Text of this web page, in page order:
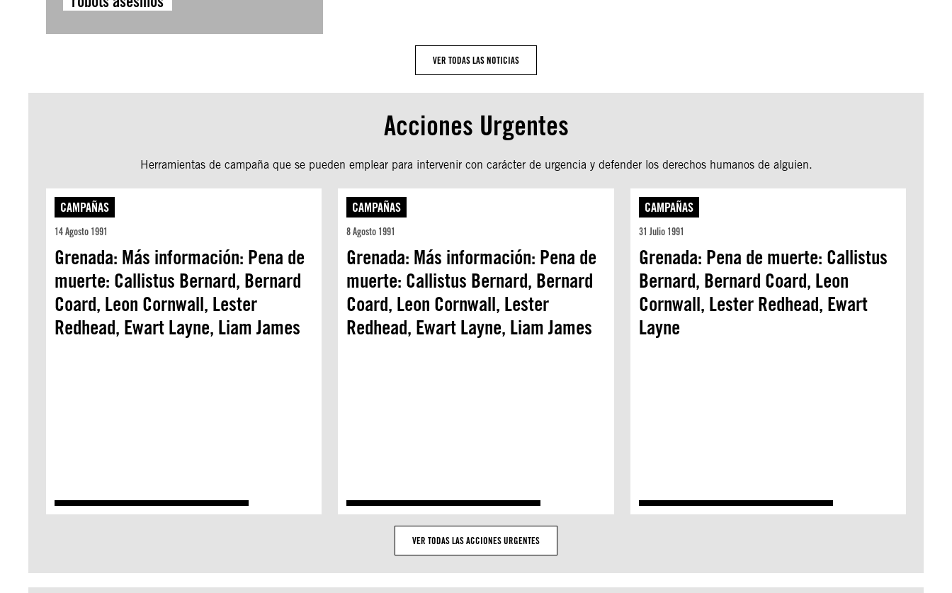
VER TODAS LAS NOTICIAS
Acciones Urgentes
Herramientas de campaña que se pueden emplear para intervenir con carácter de urgencia y defender los derechos humanos de alguien.
CAMPAÑAS
14 Agosto 1991
Grenada: Más información: Pena de
muerte: Callistus Bernard, Bernard
Coard, Leon Cornwall, Lester
Redhead, Ewart Layne, Liam James
CAMPAÑAS
8 Agosto 1991
Grenada: Más información: Pena de
muerte: Callistus Bernard, Bernard
Coard, Leon Cornwall, Lester
Redhead, Ewart Layne, Liam James
CAMPAÑAS
31 Julio 1991
Grenada: Pena de muerte: Callistus
Bernard, Bernard Coard, Leon
Cornwall, Lester Redhead, Ewart
Layne
VER TODAS LAS ACCIONES URGENTES